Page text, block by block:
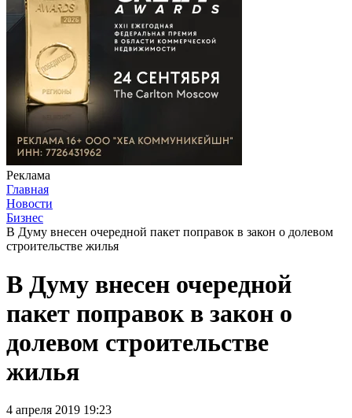
Реклама
Главная
Новости
Бизнес
В Думу внесен очередной пакет поправок в закон о долевом
строительстве жилья
В Думу внесен очередной
пакет поправок в закон о
долевом строительстве
жилья
4 апреля 2019 19:23